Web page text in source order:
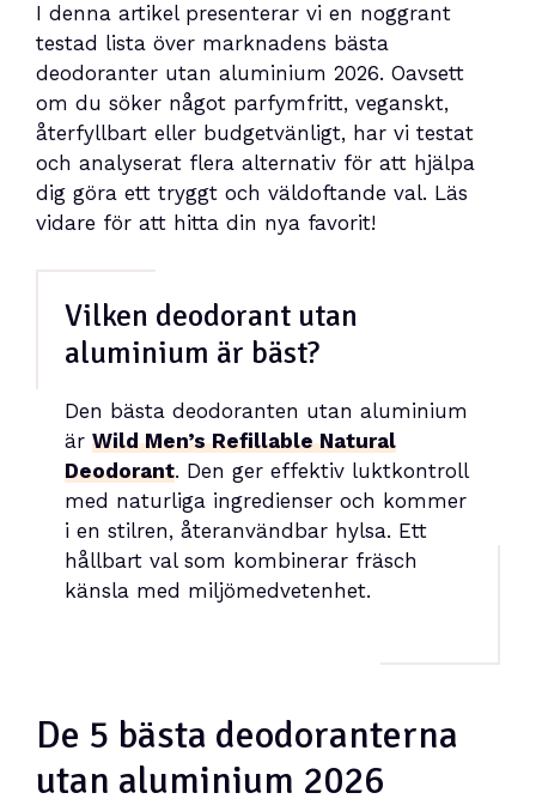
I denna artikel presenterar vi en noggrant
testad lista över marknadens bästa
deodoranter utan aluminium 2026. Oavsett
om du söker något parfymfritt, veganskt,
återfyllbart eller budgetvänligt, har vi testat
och analyserat flera alternativ för att hjälpa
dig göra ett tryggt och väldoftande val. Läs
vidare för att hitta din nya favorit!
Vilken deodorant utan
aluminium är bäst?
Den bästa deodoranten utan aluminium
är Wild Men’s Refillable Natural
Deodorant. Den ger effektiv luktkontroll
med naturliga ingredienser och kommer
i en stilren, återanvändbar hylsa. Ett
hållbart val som kombinerar fräsch
känsla med miljömedvetenhet.
De 5 bästa deodoranterna
utan aluminium 2026